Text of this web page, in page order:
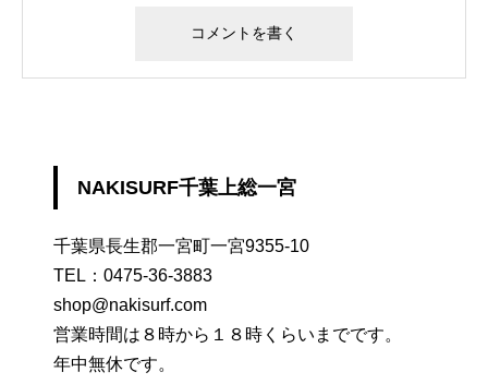
NAKISURF千葉上総一宮
千葉県長生郡一宮町一宮9355-10
TEL： 0475-36-3883
shop@nakisurf.com
営業時間は８時から１８時くらいまでです。
年中無休です。